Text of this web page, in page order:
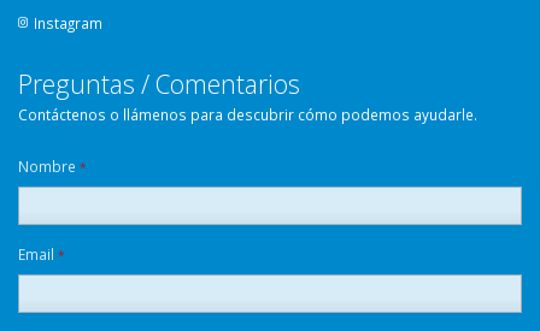
Instagram
Preguntas / Comentarios
Contáctenos o llámenos para descubrir cómo podemos ayudarle.
Nombre *
Email *